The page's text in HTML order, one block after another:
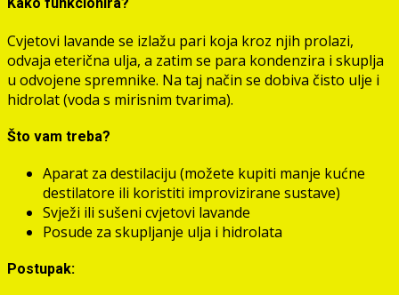
Cvjetovi lavande se izlažu pari koja kroz njih prolazi,
odvaja eterična ulja, a zatim se para kondenzira i skuplja
u odvojene spremnike. Na taj način se dobiva čisto ulje i
hidrolat (voda s mirisnim tvarima).
Što vam treba?
Aparat za destilaciju (možete kupiti manje kućne
destilatore ili koristiti improvizirane sustave)
Svježi ili sušeni cvjetovi lavande
Posude za skupljanje ulja i hidrolata
Postupak: